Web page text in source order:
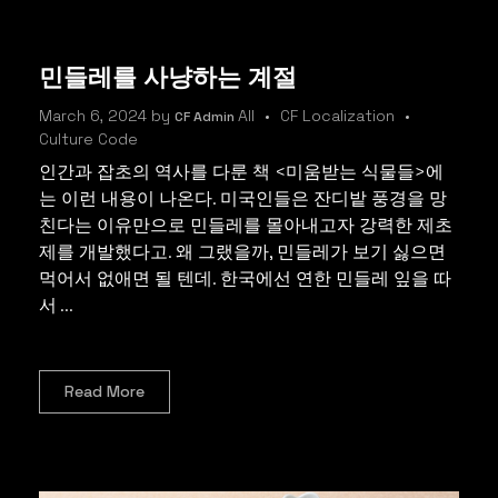
민들레를 사냥하는 계절
March 6, 2024 by CF Admin All
CF Localization
Culture Code
인간과 잡초의 역사를 다룬 책 <미움받는 식물들>에
는 이런 내용이 나온다. 미국인들은 잔디밭 풍경을 망
친다는 이유만으로 민들레를 몰아내고자 강력한 제초
제를 개발했다고. 왜 그랬을까, 민들레가 보기 싫으면
먹어서 없애면 될 텐데. 한국에선 연한 민들레 잎을 따
서 ...
Read More